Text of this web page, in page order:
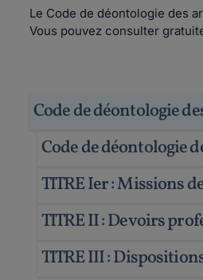
Le Code de déontologie des
Vous pouvez consulter
Code de déontologie
Code de déontologie
TITRE Ier : Missions
TITRE II : Devoirs
TITRE III :